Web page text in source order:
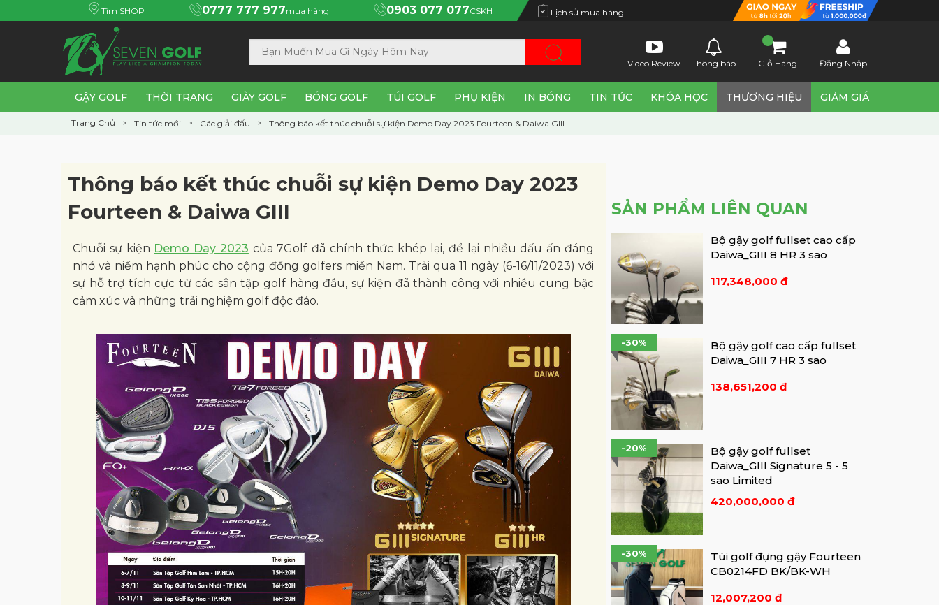
Tìm SHOP 0777 777 977mua hàng 0903 077 077CSKH Lịch sử mua hàng
Video Review Thông báo Giỏ Hàng Đăng Nhập
GẬY GOLF THỜI TRANG GIÀY GOLF BÓNG GOLF TÚI GOLF PHỤ KIỆN IN BÓNG TIN TỨC KHÓA HỌC THƯƠNG HIỆU GIẢM GIÁ
Trang Chủ Tin tức mới Các giải đấu Thông báo kết thúc chuỗi sự kiện Demo Day 2023 Fourteen & Daiwa GIII
Thông báo kết thúc chuỗi sự kiện Demo Day 2023
Fourteen & Daiwa GIII
Chuỗi sự kiện Demo Day 2023 của 7Golf đã chính thức khép lại, để lại nhiều dấu ấn đáng
nhớ và niềm hạnh phúc cho cộng đồng golfers miền Nam. Trải qua 11 ngày (6-16/11/2023) với
sự hỗ trợ tích cực từ các sân tập golf hàng đầu, sự kiện đã thành công với nhiều cung bậc
cảm xúc và những trải nghiệm golf độc đáo.
SẢN PHẨM LIÊN QUAN
Bộ gậy golf fullset cao cấp
Daiwa_GIII 8 HR 3 sao
117,348,000 đ
-30%
Bộ gậy golf cao cấp fullset
Daiwa_GIII 7 HR 3 sao
138,651,200 đ
-20%
Bộ gậy golf fullset
Daiwa_GIII Signature 5 - 5
sao Limited
420,000,000 đ
-30%
Túi golf đựng gậy Fourteen
CB0214FD BK/BK-WH
12,007,200 đ